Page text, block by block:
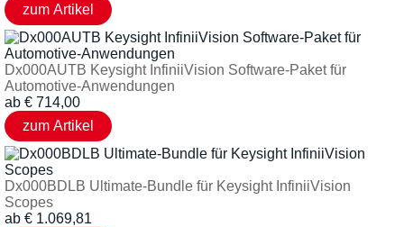
Dx000AUTB Keysight InfiniiVision Software-Paket für
Automotive-Anwendungen
ab € 714,00
Dx000BDLB Ultimate-Bundle für Keysight InfiniiVision
Scopes
ab € 1.069,81